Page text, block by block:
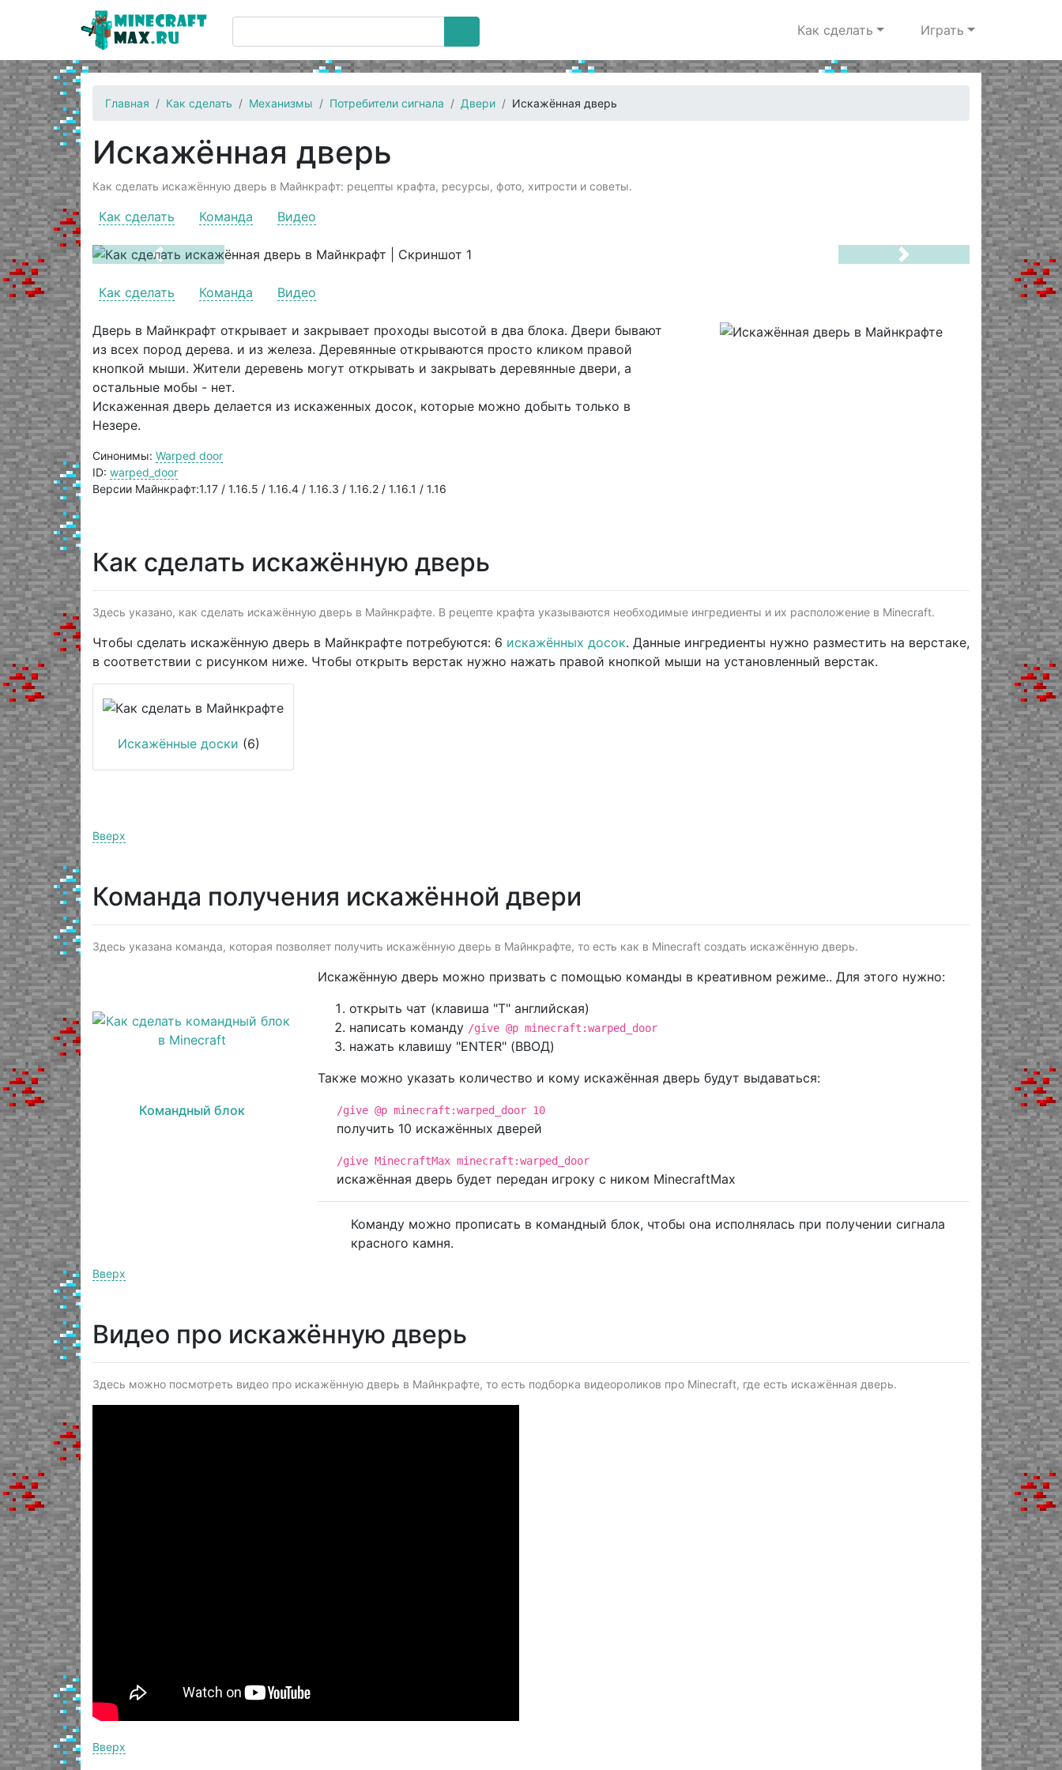
Как сделать Играть
Главная Как сделать Механизмы Потребители сигнала Двери Искажённая дверь
Искажённая дверь
Как сделать искажённую дверь в Майнкрафт: рецепты крафта, ресурсы, фото, хитрости и советы.
Как сделать Команда Видео
Previous
Next
Как сделать
Команда Видео
Дверь в Майнкрафт открывает и закрывает проходы высотой в два блока. Двери бывают
из всех пород дерева. и из железа. Деревянные открываются просто кликом правой
кнопкой мыши. Жители деревень могут открывать и закрывать деревянные двери, а
остальные мобы - нет.
Искаженная дверь делается из искаженных досок, которые можно добыть только в
Незере.
Синонимы: Warped door
ID: warped_door
Версии Майнкрафт:1.17 / 1.16.5 / 1.16.4 / 1.16.3 / 1.16.2 / 1.16.1 / 1.16
Как сделать искажённую дверь
Здесь указано, как сделать искажённую дверь в Майнкрафте. В рецепте крафта указываются необходимые ингредиенты и их расположение в Minecraft.
Чтобы сделать искажённую дверь в Майнкрафте потребуются: 6 искажённых досок. Данные ингредиенты нужно разместить на верстаке,
в соответствии с рисунком ниже. Чтобы открыть верстак нужно нажать правой кнопкой мыши на установленный верстак.
Искажённые доски (6)
Вверх
Команда получения искажённой двери
Здесь указана команда, которая позволяет получить искажённую дверь в Майнкрафте, то есть как в Minecraft создать искажённую дверь.
Командный блок
Искажённую дверь можно призвать с помощью команды в креативном режиме.. Для этого нужно:
открыть чат (клавиша "T" английская)
написать команду /give @p minecraft:warped_door
нажать клавишу "ENTER" (ВВОД)
Также можно указать количество и кому искажённая дверь будут выдаваться:
/give @p minecraft:warped_door 10
получить 10 искажённых дверей
/give MinecraftMax minecraft:warped_door
искажённая дверь будет передан игроку с ником MinecraftMax
Команду можно прописать в командный блок, чтобы она исполнялась при получении сигнала
красного камня.
Вверх
Видео про искажённую дверь
Здесь можно посмотреть видео про искажённую дверь в Майнкрафте, то есть подборка видеороликов про Minecraft, где есть искажённая дверь.
Вверх